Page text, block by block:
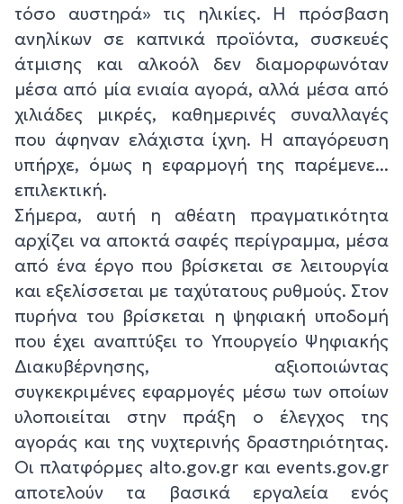
τόσο αυστηρά» τις ηλικίες. Η πρόσβαση
ανηλίκων σε καπνικά προϊόντα, συσκευές
άτμισης και αλκοόλ δεν διαμορφωνόταν
μέσα από μία ενιαία αγορά, αλλά μέσα από
χιλιάδες μικρές, καθημερινές συναλλαγές
που άφηναν ελάχιστα ίχνη. Η απαγόρευση
υπήρχε, όμως η εφαρμογή της παρέμενε...
επιλεκτική.
Σήμερα, αυτή η αθέατη πραγματικότητα
αρχίζει να αποκτά σαφές περίγραμμα, μέσα
από ένα έργο που βρίσκεται σε λειτουργία
και εξελίσσεται με ταχύτατους ρυθμούς. Στον
πυρήνα του βρίσκεται η ψηφιακή υποδομή
που έχει αναπτύξει το Υπουργείο Ψηφιακής
Διακυβέρνησης, αξιοποιώντας
συγκεκριμένες εφαρμογές μέσω των οποίων
υλοποιείται στην πράξη ο έλεγχος της
αγοράς και της νυχτερινής δραστηριότητας.
Οι πλατφόρμες alto.gov.gr και events.gov.gr
αποτελούν τα βασικά εργαλεία ενός